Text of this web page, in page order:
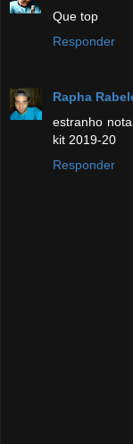
Que top
Responder
Rapha
estranho
kit 2019-20
Responder